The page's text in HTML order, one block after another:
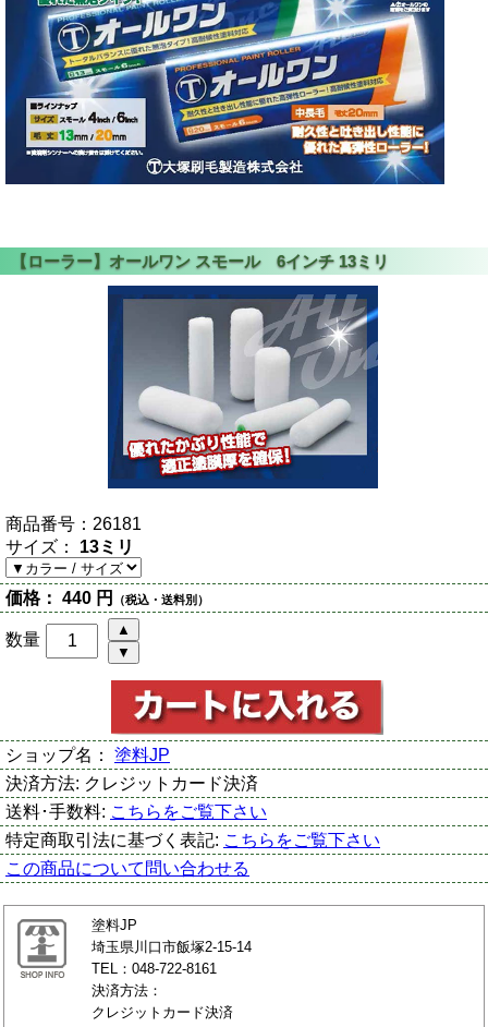
商品番号： 26181
サイズ： 13ミリ
価格： 440 円 （税込・送料別）
数量
ショップ名： 塗料JP
決済方法: クレジットカード決済
送料･手数料: こちらをご覧下さい
特定商取引法に基づく表記: こちらをご覧下さい
この商品について問い合わせる
塗料JP
埼玉県川口市飯塚2-15-14
TEL：048-722-8161
決済方法：
クレジットカード決済